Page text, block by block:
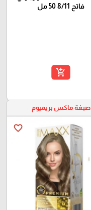
فاتح 8/11 50 مل
add_shopping_cart
صبغة ماكس بريميوم
favorite_border